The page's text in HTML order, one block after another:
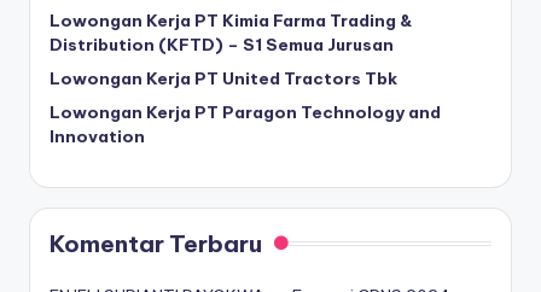
Lowongan Kerja PT Kimia Farma Trading &
Distribution (KFTD) – S1 Semua Jurusan
Lowongan Kerja PT United Tractors Tbk
Lowongan Kerja PT Paragon Technology and
Innovation
Komentar Terbaru